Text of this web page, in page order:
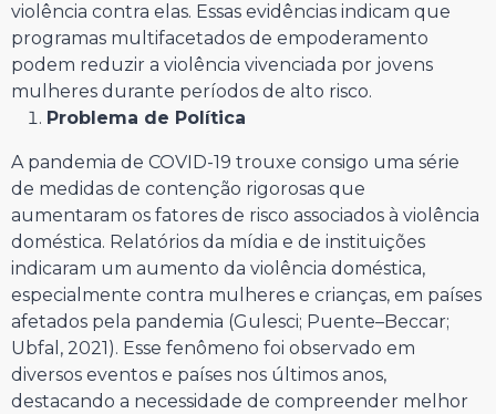
violência contra elas. Essas evidências indicam que
programas multifacetados de empoderamento
podem reduzir a violência vivenciada por jovens
mulheres durante períodos de alto risco.
Problema de Política
A pandemia de COVID-19 trouxe consigo uma série
de medidas de contenção rigorosas que
aumentaram os fatores de risco associados à violência
doméstica. Relatórios da mídia e de instituições
indicaram um aumento da violência doméstica,
especialmente contra mulheres e crianças, em países
afetados pela pandemia (Gulesci; Puente–Beccar;
Ubfal, 2021). Esse fenômeno foi observado em
diversos eventos e países nos últimos anos,
destacando a necessidade de compreender melhor